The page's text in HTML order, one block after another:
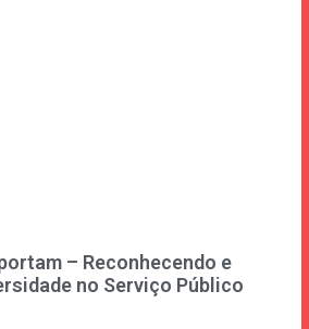
– Reconhecendo e
no Serviço Público